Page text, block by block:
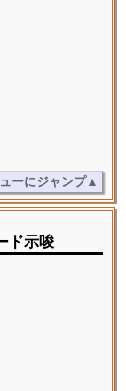
ーにジャンプ▲
ド示唆